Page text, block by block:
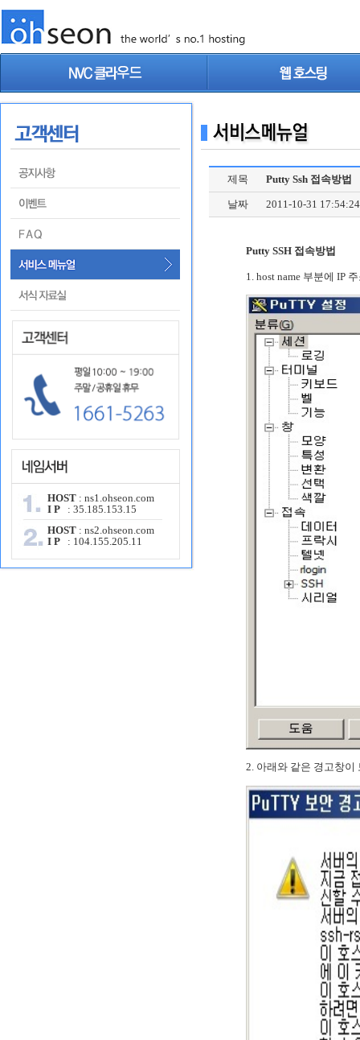
HOST : ns1.ohseon.com
I P : 35.185.153.15
HOST : ns2.ohseon.com
I P : 104.155.205.11
제목 Putty Ssh 접속방법
날짜 2011-10-31 17:54:24
Putty SSH 접속방법
1. host name 부분에 IP
2. 아래와 같은 경고창